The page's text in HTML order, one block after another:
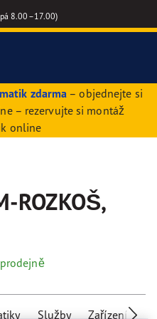
8.00–17.00)
zdarma – objednejte si
– rezervujte si montáž
online
ROZKOŠ,
Služby Zařízení pro